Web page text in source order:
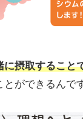
に摂取すること
とができるんで